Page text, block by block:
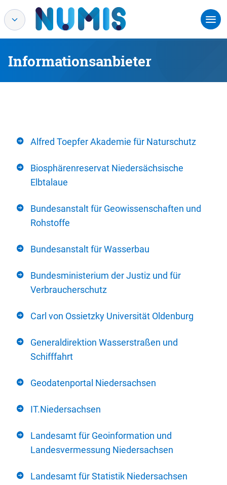
Informationsanbieter
Alfred Toepfer Akademie für Naturschutz
Biosphärenreservat Niedersächsische
Elbtalaue
Bundesanstalt für Geowissenschaften und
Rohstoffe
Bundesanstalt für Wasserbau
Bundesministerium der Justiz und für
Verbraucherschutz
Carl von Ossietzky Universität Oldenburg
Generaldirektion Wasserstraßen und
Schifffahrt
Geodatenportal Niedersachsen
IT.Niedersachsen
Landesamt für Geoinformation und
Landesvermessung Niedersachsen
Landesamt für Statistik Niedersachsen